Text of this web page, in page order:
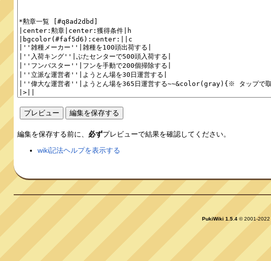
編集を保存する前に、 必ずプレビューで結果を確認してください。
wiki記法ヘルプを表示する
PukiWiki 1.5.4 © 2001-2022